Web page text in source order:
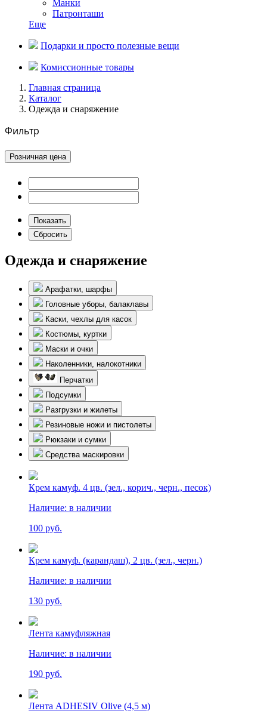
Манки
Патронташи
Еще
Подарки и просто полезные вещи
Комиссионные товары
Главная страница
Каталог
Одежда и снаряжение
Фильтр
Розничная цена
Одежда и снаряжение
Арафатки, шарфы
Головные уборы, балаклавы
Каски, чехлы для касок
Костюмы, куртки
Маски и очки
Наколенники, налокотники
Перчатки
Подсумки
Разгрузки и жилеты
Резиновые ножи и пистолеты
Рюкзаки и сумки
Средства маскировки
Крем камуф. 4 цв. (зел., корич., черн., песок)
Наличие: в наличии
100 руб.
Крем камуф. (карандаш), 2 цв. (зел., черн.)
Наличие: в наличии
130 руб.
Лента камуфляжная
Наличие: в наличии
190 руб.
Лента ADHESIV Olive (4,5 м)